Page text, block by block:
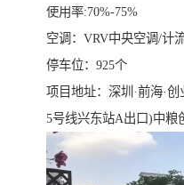
使用率:70%-75%
空调：VRV中央空调/计
停车位：925个
项目地址：深圳·前海·
5号线兴东站A出口)中粮